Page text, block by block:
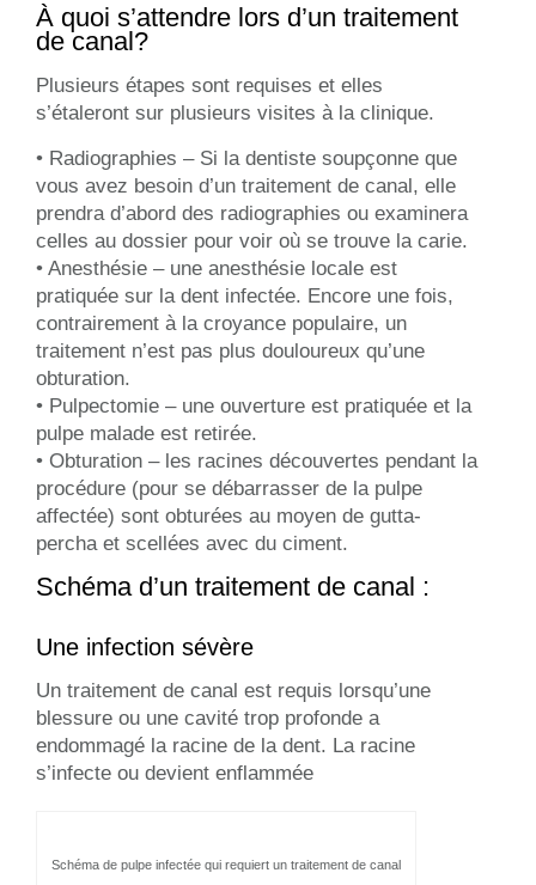
À quoi s’attendre lors d’un traitement
de canal?
Plusieurs étapes sont requises et elles
s’étaleront sur plusieurs visites à la clinique.
• Radiographies – Si la dentiste soupçonne que
vous avez besoin d’un traitement de canal, elle
prendra d’abord des radiographies ou examinera
celles au dossier pour voir où se trouve la carie.
• Anesthésie – une anesthésie locale est
pratiquée sur la dent infectée. Encore une fois,
contrairement à la croyance populaire, un
traitement n’est pas plus douloureux qu’une
obturation.
• Pulpectomie – une ouverture est pratiquée et la
pulpe malade est retirée.
• Obturation – les racines découvertes pendant la
procédure (pour se débarrasser de la pulpe
affectée) sont obturées au moyen de gutta-
percha et scellées avec du ciment.
Schéma d’un traitement de canal :
Une infection sévère
Un traitement de canal est requis lorsqu’une
blessure ou une cavité trop profonde a
endommagé la racine de la dent. La racine
s’infecte ou devient enflammée
Schéma de pulpe infectée qui requiert un traitement de canal